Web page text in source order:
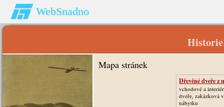
WebSnadno
Mapa stránek
Dřevěné dveře z
vchodové a
dveře, zakázková
nábytku